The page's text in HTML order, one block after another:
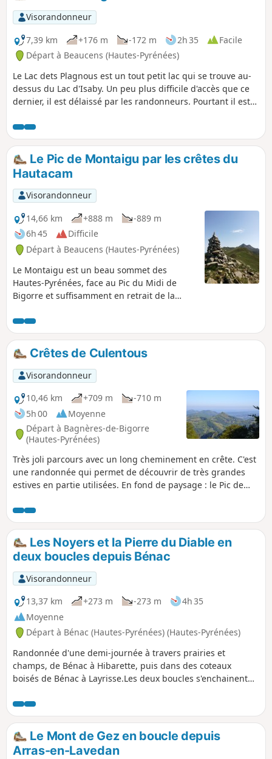
se succèdent paysages lacustres, zones pastorales et points
de vue remarquables. Une belle sortie pour profiter de la
diversité des paysages pyrénéens et découvrir plusieurs
lacs en une seule journée ou possibilité de bivouac au Lac
de Bassias.
Visorandonneur
7,39 km
+176 m -172 m 2h 35
Facile
Départ à Beaucens (Hautes-Pyrénées)
Le Lac dets Plagnous est un tout petit lac qui se trouve au-
dessus du Lac d'Isaby. Un peu plus difficile d'accès que ce
dernier, il est délaissé par les randonneurs. Pourtant il est
bon moment.
Le Pic de Montaigu par les crêtes du
Hautacam
Visorandonneur
14,66 km
+888 m
-889 m
6h 45
Difficile
Départ à Beaucens (Hautes-Pyrénées)
Le Montaigu est un beau sommet des
Hautes-Pyrénées, face au Pic du Midi de
Bigorre et suffisamment en retrait de la
belle vue à 360°. Ce versant par les crêtes de
Hautacam est le plus long, mais c'est le plus
beau et le plus sauvage. Il offre quelques
parties aériennes qui rajoutent un certain
intérêt ! A n'entreprendre que si le temps est
parfaitement dégagé !
Crêtes de Culentous
Visorandonneur
10,46 km
+709 m
-710 m
5h 00
Moyenne
Départ à Bagnères-de-Bigorre
(Hautes-Pyrénées)
Très joli parcours avec un long cheminement en crête. C'est
une randonnée qui permet de découvrir de très grandes
estives en partie utilisées. En fond de paysage : le Pic de
entreprendre cette randonnée en crête par temps de
brouillard ou pluie importante.
Les Noyers et la Pierre du Diable en
deux boucles depuis Bénac
Visorandonneur
13,37 km
+273 m -273 m
4h 35
Moyenne
Départ à Bénac (Hautes-Pyrénées) (Hautes-Pyrénées)
Randonnée d'une demi-journée à travers prairies et
champs, de Bénac à Hibarette, puis dans des coteaux
boisés de Bénac à Layrisse.Les deux boucles s'enchainent
pour des familles. Ce parcours convient bien pour la
marche nordique et il se fait alors en 2h30 ou 3h.La
deuxième partie est bien adaptée pour faire quelques
petits fractionnés avec 3 côtes de 1 km chacune.
Le Mont de Gez en boucle depuis
Arras-en-Lavedan